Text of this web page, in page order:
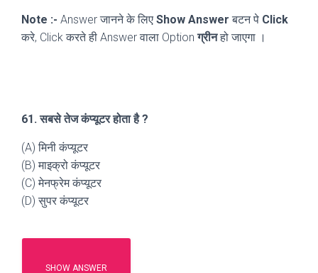
Note :- Answer जानने के लिए Show Answer बटन पे Click
करे, Click करते ही Answer वाला Optionग्रीनहो जाएगा ।
61. सबसे तेज कंप्यूटर होता है ?
(A) मिनी कंप्यूटर
(B) माइक्रो कंप्यूटर
(C) मेनफ्रेम कंप्यूटर
(D) सुपर कंप्यूटर
SHOW ANSWER